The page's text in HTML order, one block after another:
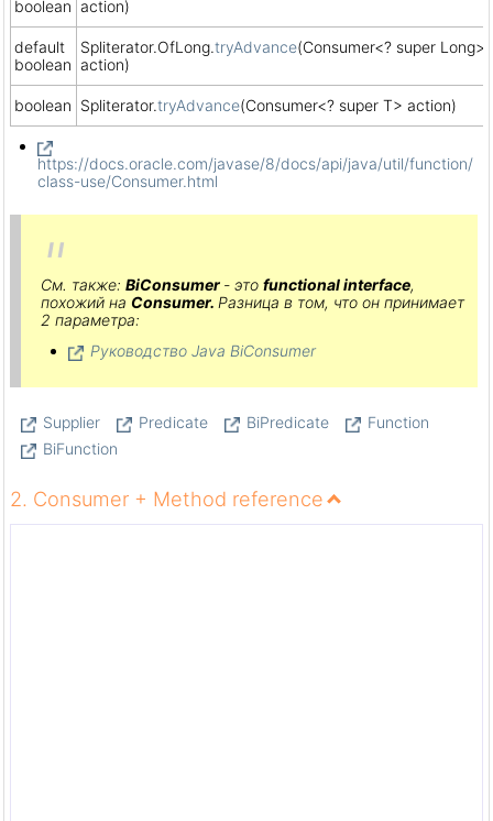
boolean action)
default
boolean
Spliterator.OfLong.tryAdvance(Consumer<? super Long>
action)
boolean Spliterator.tryAdvance(Consumer<? super T> action)
https://docs.oracle.com/javase/8/docs/api/java/util/function/
class-use/Consumer.html
См. также: BiConsumer - это functional interface,
похожий на Consumer. Разница в том, что он принимает
2 параметра:
Руководство Java BiConsumer
Supplier Predicate BiPredicate
Function
BiFunction
2. Consumer + Method reference